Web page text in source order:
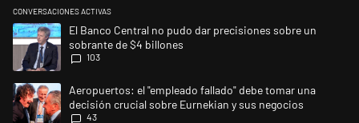
CONVERSACIONES ACTIVAS
Este listado muestra los artículos con más comentarios en los últimos
Un artículo de tendencia con el título "El Banco Central no pudo dar
El Banco Central no pudo dar precisiones sobre un
sobrante de $4 billones
103
Un artículo de tendencia con el título "Aeropuertos: el "empleado
Aeropuertos: el "empleado fallado" debe tomar una
decisión crucial sobre Eurnekian y sus negocios
43